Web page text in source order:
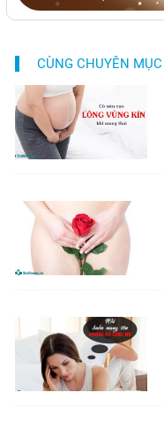
CÙNG CHUYÊN MỤC